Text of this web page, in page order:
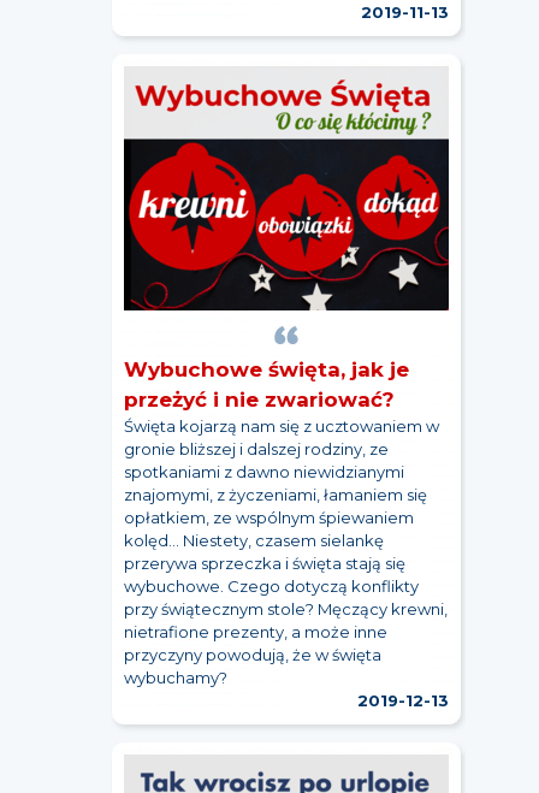
2019-11-13
Wybuchowe święta, jak je
przeżyć i nie zwariować?
Święta kojarzą nam się z ucztowaniem w
gronie bliższej i dalszej rodziny, ze
spotkaniami z dawno niewidzianymi
znajomymi, z życzeniami, łamaniem się
opłatkiem, ze wspólnym śpiewaniem
kolęd... Niestety, czasem sielankę
przerywa sprzeczka i święta stają się
wybuchowe. Czego dotyczą konflikty
przy świątecznym stole? Męczący krewni,
nietrafione prezenty, a może inne
przyczyny powodują, że w święta
wybuchamy?
2019-12-13